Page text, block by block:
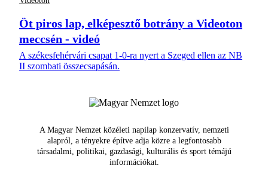
Öt piros lap, elképesztő botrány a Videoton
meccsén - videó
A székesfehérvári csapat 1-0-ra nyert a Szeged ellen az NB
II szombati összecsapásán.
A Magyar Nemzet közéleti napilap konzervatív, nemzeti
alapról, a tényekre építve adja közre a legfontosabb
társadalmi, politikai, gazdasági, kulturális és sport témájú
információkat.